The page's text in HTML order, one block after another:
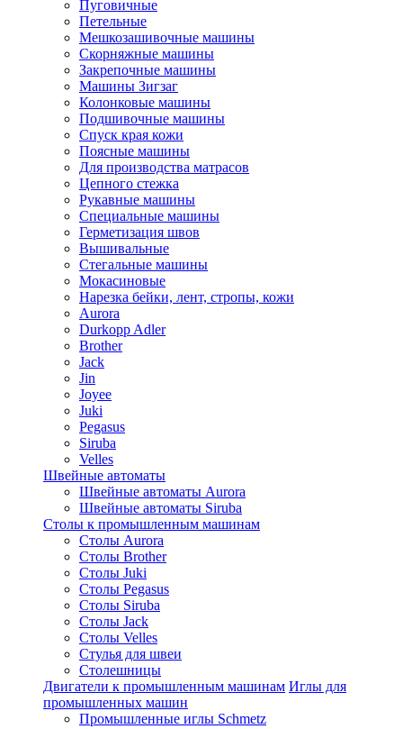
Пуговичные
Петельные
Мешкозашивочные машины
Скорняжные машины
Закрепочные машины
Машины Зигзаг
Колонковые машины
Подшивочные машины
Спуск края кожи
Поясные машины
Для производства матрасов
Цепного стежка
Рукавные машины
Специальные машины
Герметизация швов
Вышивальные
Стегальные машины
Мокасиновые
Нарезка бейки, лент, стропы, кожи
Aurora
Durkopp Adler
Brother
Jack
Jin
Joyee
Juki
Pegasus
Siruba
Velles
Швейные автоматы
Швейные автоматы Aurora
Швейные автоматы Siruba
Столы к промышленным машинам
Столы Aurora
Столы Brother
Столы Juki
Столы Pegasus
Столы Siruba
Столы Jack
Столы Velles
Стулья для швеи
Столешницы
Двигатели к промышленным машинам Иглы для
промышленных машин
Промышленные иглы Schmetz